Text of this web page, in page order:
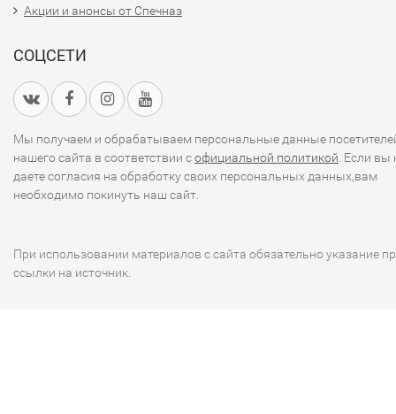
Акции и анонсы от Спечназ
СОЦСЕТИ
Мы получаем и обрабатываем персональные данные
нашего сайта в соответствии софициальной политикой . Если вы
даете согласия на обработку своих персональных данных,вам
необходимо покинуть наш сайт.
При использовании материалов с сайта обязательно указание
ссылки на источник.